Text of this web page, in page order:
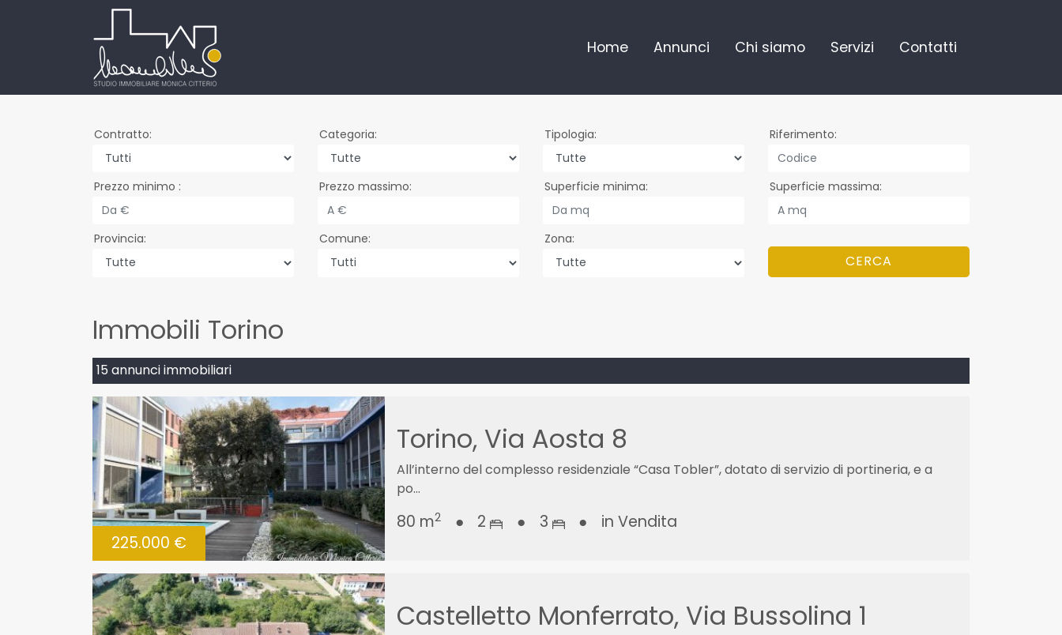
Home Annunci Chi siamo Servizi Contatti
Contratto Categoria Tipologia Riferimento
Prezzo minimo Prezzo massimo Superficie minima Superficie massima
Provincia Comune Zona
CERCA
Immobili Torino
15 annunci immobiliari
225.000 €
Torino, Via Aosta 8
All’interno del complesso residenziale “Casa Tobler”, dotato di servizio di portineria, e a
po...
80 m2 ● 2 ● 3 ● in Vendita
Castelletto Monferrato, Via Bussolina 1